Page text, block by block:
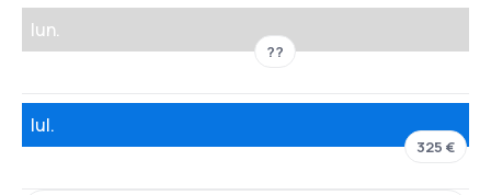
Iun.
??
Iul.
325 €